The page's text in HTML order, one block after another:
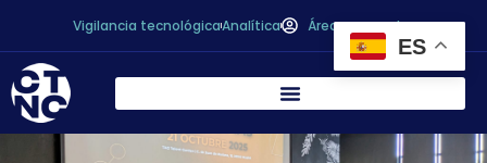
Vigilancia tecnológicaAnalítica Área personal
ES